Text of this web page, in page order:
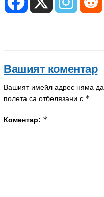
Вашият коментар
Вашият имейл адрес няма да
полета са отбелязани с *
Коментар: *